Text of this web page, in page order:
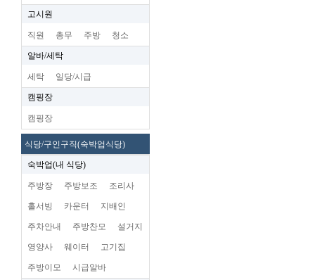
고시원
직원 총무 주방 청소
알바/세탁
세탁 일당/시급
캠핑장
캠핑장
식당/구인구직(숙박업식당)
숙박업(내 식당)
주방장 주방보조 조리사
홀서빙 카운터 지배인
주차안내 주방찬모 설거지
영양사 웨이터 고기집
주방이모 시급알바